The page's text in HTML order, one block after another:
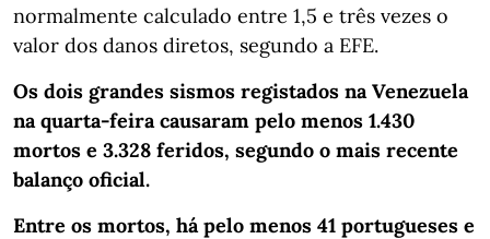
normalmente calculado entre 1,5 e três vezes o
valor dos danos diretos, segundo a EFE.
Os dois grandes sismos registados na Venezuela
na quarta-feira causaram pelo menos 1.430
mortos e 3.328 feridos, segundo o mais recente
balanço oficial.
Entre os mortos, há pelo menos 41 portugueses e